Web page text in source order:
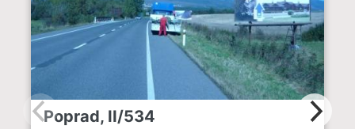
Poprad, II/534